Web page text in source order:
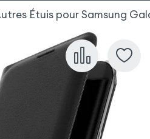
Étuis pour Samsung